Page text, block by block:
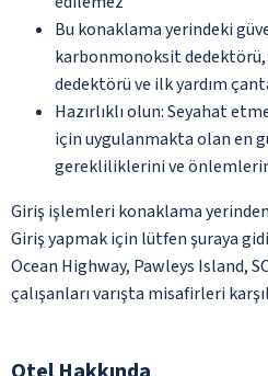
Bu konaklama yerindeki
karbonmonoksit dedektörü,
dedektörü ve ilk yardım
Hazırlıklı olun: Seyahat
için uygulanmakta olan en
gerekliliklerini ve
Giriş işlemleri konaklama yerinden
Giriş yapmak için lütfen şuraya
Ocean Highway, Pawleys Island,
çalışanları varışta misafirleri